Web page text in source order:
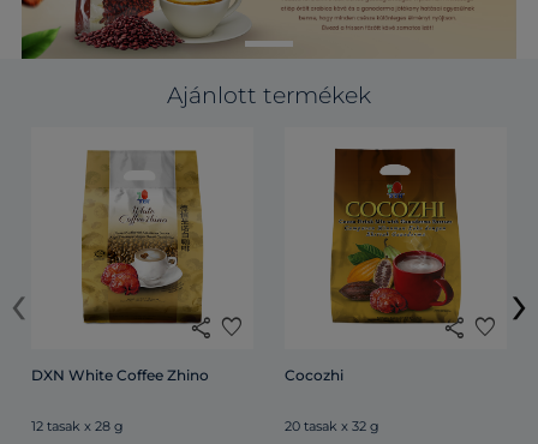
Ajánlott termékek
share favorite
DXN White Coffee Zhino
12 tasak x 28 g
share favorite
Cocozhi
20 tasak x 32 g
‹ ›